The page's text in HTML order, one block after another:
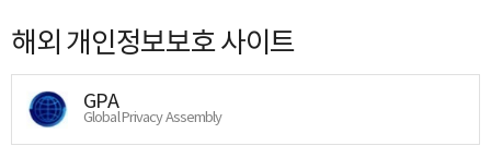
해외 개인정보보호 사이트
GPA
Global Privacy Assembly